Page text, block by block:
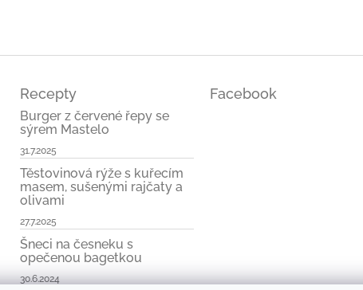
Recepty
Burger z červené řepy se
sýrem Mastelo
31.7.2025
Těstovinová rýže s kuřecím
masem, sušenými rajčaty a
olivami
27.7.2025
Šneci na česneku s
opečenou bagetkou
30.6.2024
Facebook